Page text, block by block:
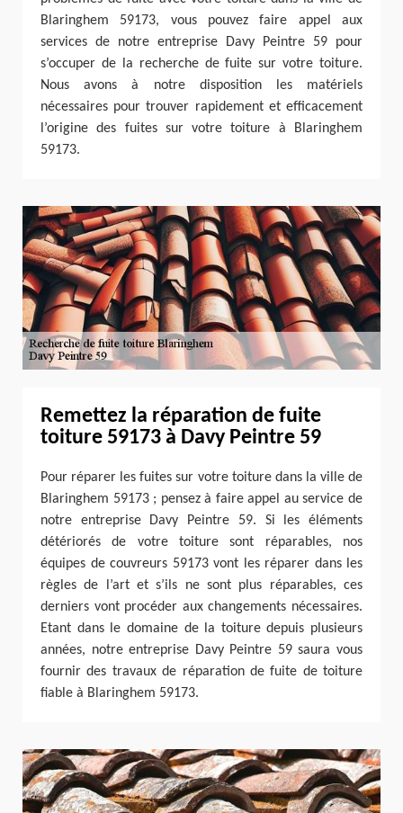
Blaringhem 59173, vous pouvez faire appel aux
services de notre entreprise Davy Peintre 59 pour
s’occuper de la recherche de fuite sur votre toiture.
Nous avons à notre disposition les matériels
nécessaires pour trouver rapidement et efficacement
l’origine des fuites sur votre toiture à Blaringhem
59173.
Remettez la réparation de fuite
toiture 59173 à Davy Peintre 59
Pour réparer les fuites sur votre toiture dans la ville de
Blaringhem 59173 ; pensez à faire appel au service de
notre entreprise Davy Peintre 59. Si les éléments
détériorés de votre toiture sont réparables, nos
équipes de couvreurs 59173 vont les réparer dans les
règles de l’art et s’ils ne sont plus réparables, ces
derniers vont procéder aux changements nécessaires.
Etant dans le domaine de la toiture depuis plusieurs
années, notre entreprise Davy Peintre 59 saura vous
fournir des travaux de réparation de fuite de toiture
fiable à Blaringhem 59173.